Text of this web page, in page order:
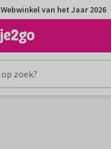
Webwinkel van het Jaar 2026